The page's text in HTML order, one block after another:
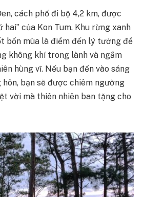
cách phố đi bộ 4,2 km, được
hai” của Kon Tum. Khu rừng xanh
bốn mùa là điểm đến lý tưởng để
không khí trong lành và ngắm
hùng vĩ. Nếu bạn đến vào sáng
bạn sẽ được chiêm ngưỡng
vời mà thiên nhiên ban tặng cho